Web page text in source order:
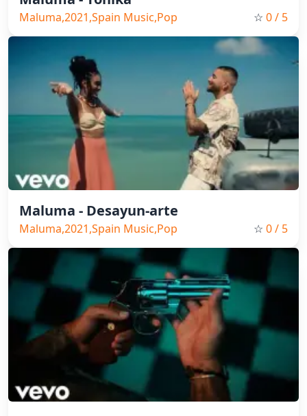
Maluma,2021,Spain Music,Pop ☆ 0/ 5
Maluma - Desayun-arte
Maluma,2021,Spain Music,Pop ☆ 0/ 5